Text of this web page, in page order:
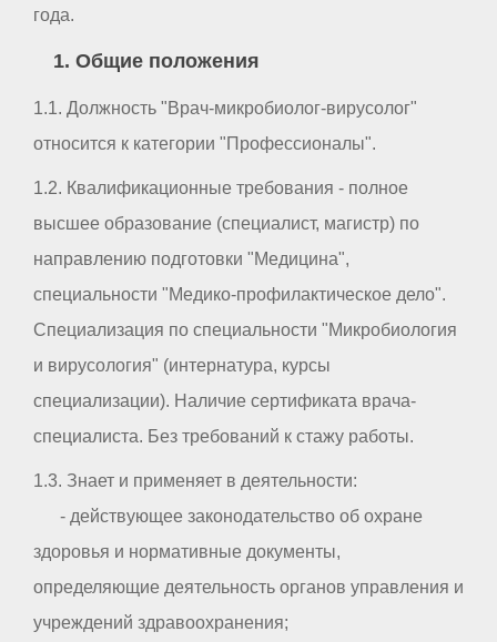
года.
1. Общие положения
1.1. Должность "Врач-микробиолог-вирусолог"
относится к категории "Профессионалы".
1.2. Квалификационные требования - полное
высшее образование (специалист, магистр) по
направлению подготовки "Медицина",
специальности "Медико-профилактическое дело".
Специализация по специальности "Микробиология
и вирусология" (интернатура, курсы
специализации). Наличие сертификата врача-
специалиста. Без требований к стажу работы.
1.3. Знает и применяет в деятельности:
- действующее законодательство об охране
здоровья и нормативные документы,
определяющие деятельность органов управления и
учреждений здравоохранения;